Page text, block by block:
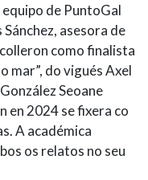
de PuntoGal
asesora de
como finalista
mar”, do vigués Axel
Seoane
en 2024 se fixera co
A académica
os relatos no seu